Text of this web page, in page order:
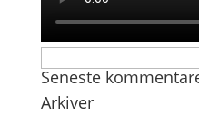
efter:
Seneste
Arkiver